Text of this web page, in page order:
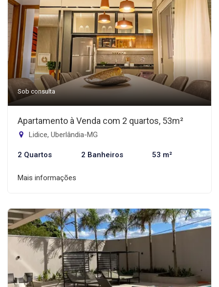
Sob consulta
Apartamento à Venda com 2 quartos, 53m²
Lidice, Uberlândia-MG
2 Quartos 2 Banheiros 53 m²
Mais informações